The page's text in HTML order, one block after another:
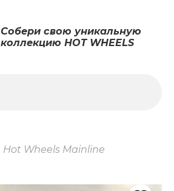
Собери свою уникальную
коллекцию HOT WHEELS
Hot Wheels Mainline